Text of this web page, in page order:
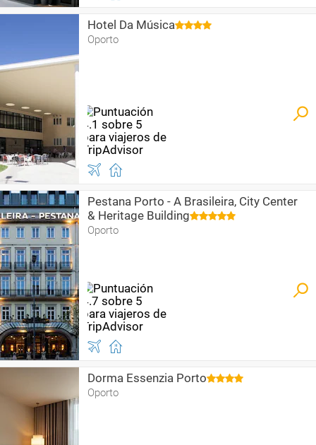
Hotel Da Música
Oporto
Pestana Porto - A Brasileira, City Center
& Heritage Building
Oporto
Dorma Essenzia Porto
Oporto